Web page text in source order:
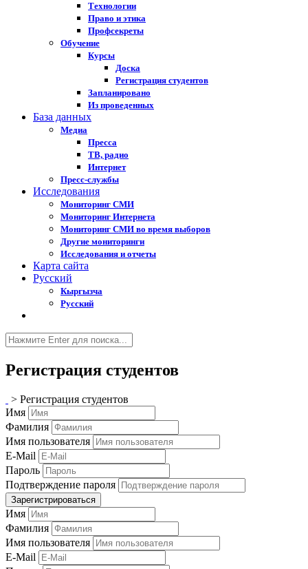
Технологии
Право и этика
Профсекреты
Обучение
Курсы
Доска
Регистрация студентов
Запланировано
Из проведенных
База данных
Медиа
Пресса
ТВ, радио
Интернет
Пресс-службы
Исследования
Мониторинг СМИ
Мониторинг Интернета
Мониторинг СМИ во время выборов
Другие мониторинги
Исследования и отчеты
Карта сайта
Русский
Кыргызча
Русский
Регистрация студентов
> Регистрация студентов
Имя
Фамилия
Имя пользователя
E-Mail
Пароль
Подтверждение пароля
Зарегистрироваться
Имя
Фамилия
Имя пользователя
E-Mail